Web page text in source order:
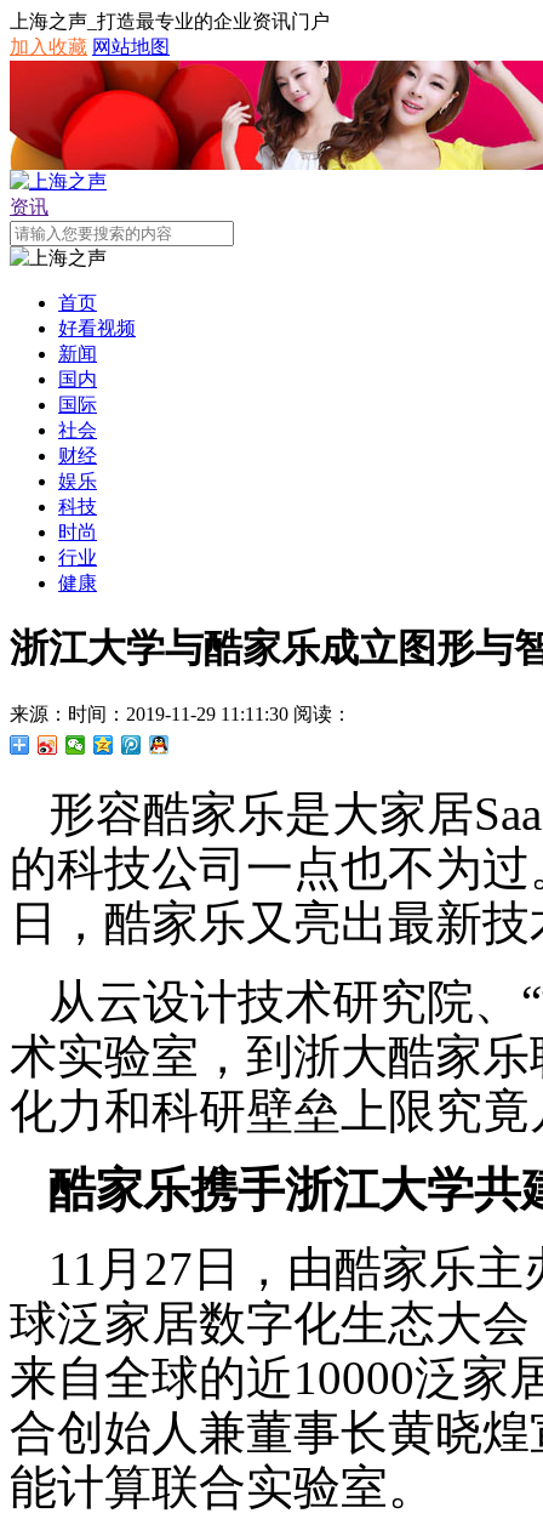
上海之声_打造最专业的企业资讯门户
加入收藏 网站地图
资讯
首页
好看视频
新闻
国内
国际
社会
财经
娱乐
科技
时尚
行业
健康
浙江大学与酷家乐成立图形与
来源： 时间：2019-11-29 11:11:30 阅读：
形容酷家乐是大家居
的科技公司一点也不为过
日，酷家乐又亮出最新
从云设计技术研究院、
术实验室，到浙大酷家
化力和科研壁垒上限究竟
酷家乐携手浙江大学共
11月27日，由酷家乐主
球泛家居数字化生态大
来自全球的近10000泛家
合创始人兼董事长黄晓
能计算联合实验室。